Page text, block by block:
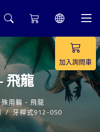
飛龍
用輪 - 飛龍
牙桿式912-050
加入詢問車